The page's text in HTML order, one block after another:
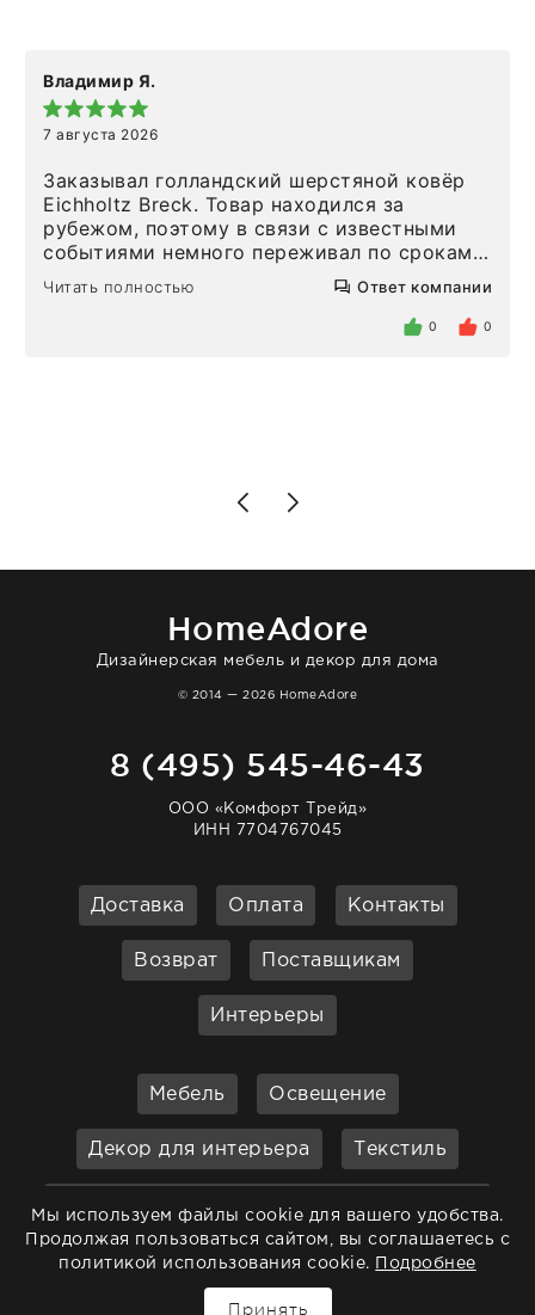
Владимир Я.
7 августа 2026
Заказывал голландский шерстяной ковёр
Eichholtz Breck. Товар находился за
рубежом, поэтому в связи с известными
событиями немного переживал по срокам.
Но homeadore привезли ровно в
определенное в договоре время, без
то качество выше всяких похвал. Выглядит
Читать полностью Ответ компании
0 0
HomeAdore
Дизайнерская мебель и декор для дома
© 2014 — 2026 HomeAdore
8 (495) 545-46-43
ООО «Комфорт Трейд»
ИНН 7704767045
Доставка Оплата Контакты
Возврат Поставщикам
Интерьеры
Мебель Освещение
Декор для интерьера Текстиль
Кухонные принадлежности и
аксессуары
Ванная Садовая мебель
Мы используем файлы cookie для вашего удобства.
Продолжая пользоваться сайтом, вы соглашаетесь с
политикой использования cookie.
Подробнее
Принять